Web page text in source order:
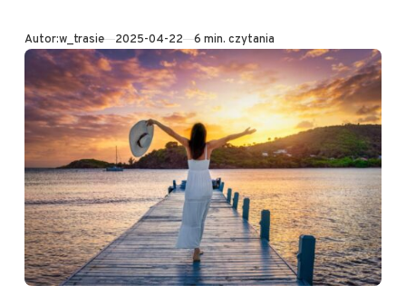
połowa zabawy.
Jednak zanim
zanurzysz stopy w
miękkim piasku…
Autor:w_trasie Opublikowano
2025-04-22 6 min. czytania